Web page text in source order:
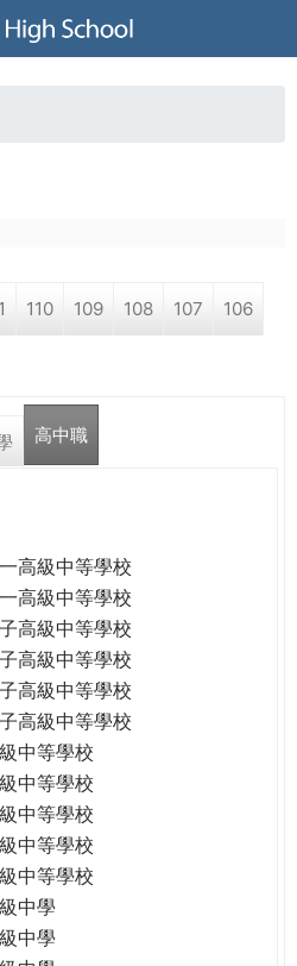
navigation
110 109 108 107 106
高中職
高級中等學校
高級中等學校
高級中等學校
高級中等學校
高級中等學校
高級中等學校
中等學校
中等學校
中等學校
中等學校
中等學校
中學
中學